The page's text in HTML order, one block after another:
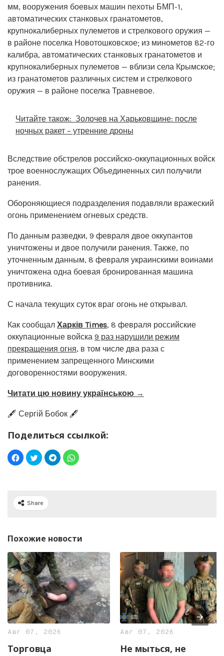
мм, вооружения боевых машин пехоты БМП-1,
автоматических станковых гранатометов,
крупнокалиберных пулеметов и стрелкового оружия —
в районе поселка Новотошковское; из минометов 82-го
калибра, автоматических станковых гранатометов и
крупнокалиберных пулеметов — вблизи села Крымское;
из гранатометов различных систем и стрелкового
оружия — в районе поселка Травневое.
Читайте також: Золочев на Харьковщине: после
ночных ракет – утренние дроны
Вследствие обстрелов российско-оккупационных войск
трое военнослужащих Объединенных сил получили
ранения.
Обороняющиеся подразделения подавляли вражеский
огонь применением огневых средств.
По данным разведки, 9 февраля двое оккупантов
уничтожены и двое получили ранения. Также, по
уточненным данным, 8 февраля украинскими воинами
уничтожена одна боевая бронированная машина
противника.
С начала текущих суток враг огонь не открывал.
Как сообщал Харків Times, 8 февраля российские
оккупационные войска 9 раз нарушили режим
прекращения огня, в том числе два раза с
применением запрещенного Минскими
договоренностями вооружения.
Читати цю новину українською →
🖋️ Сергій Бобок 🖋️
Поделиться ссылкой:
Share
Похожие новости
Авг 07, 2026
Торговца
Авг 07, 2026
Не мыться, не